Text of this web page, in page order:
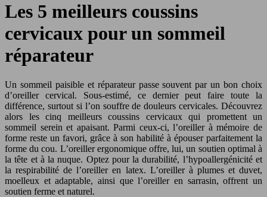
Les 5 meilleurs coussins
cervicaux pour un sommeil
réparateur
Un sommeil paisible et réparateur passe souvent par un bon choix
d’oreiller cervical. Sous-estimé, ce dernier peut faire toute la
différence, surtout si l’on souffre de douleurs cervicales. Découvrez
alors les cinq meilleurs coussins cervicaux qui promettent un
sommeil serein et apaisant. Parmi ceux-ci, l’oreiller à mémoire de
forme reste un favori, grâce à son habilité à épouser parfaitement la
forme du cou. L’oreiller ergonomique offre, lui, un soutien optimal à
la tête et à la nuque. Optez pour la durabilité, l’hypoallergénicité et
la respirabilité de l’oreiller en latex. L’oreiller à plumes et duvet,
moelleux et adaptable, ainsi que l’oreiller en sarrasin, offrent un
soutien ferme et naturel.